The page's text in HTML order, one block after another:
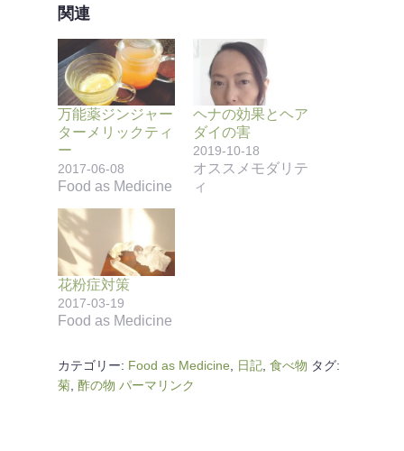
関連
万能薬ジンジャー
ターメリックティ
ー
2017-06-08
Food as Medicine
ヘナの効果とヘア
ダイの害
2019-10-18
オススメモダリテ
ィ
花粉症対策
2017-03-19
Food as Medicine
カテゴリー: Food as Medicine 日記 食べ物 タグ:
菊 酢の物 パーマリンク